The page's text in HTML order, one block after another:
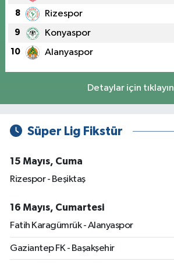
8 Rizespor
9 Konyaspor
10 Alanyaspor
Detaylar için tıklayın
Süper Lig Fikstür
15 Mayıs, Cuma
Rizespor - Beşiktaş
16 Mayıs, Cumartesi
Fatih Karagümrük - Alanyaspor
Gaziantep FK - Başakşehir